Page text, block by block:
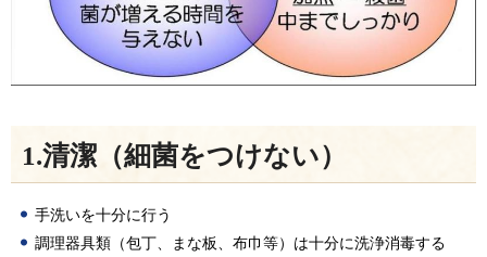
1.清潔（細菌をつけない）
手洗いを十分に行う
調理器具類（包丁、まな板、布巾等）は十分に洗浄消毒する